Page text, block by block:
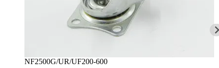
NF2500G/UR/UF200-600